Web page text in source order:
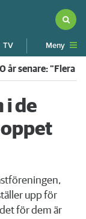
TV Meny
år senare: "Flera
i de
upp för
för dem är